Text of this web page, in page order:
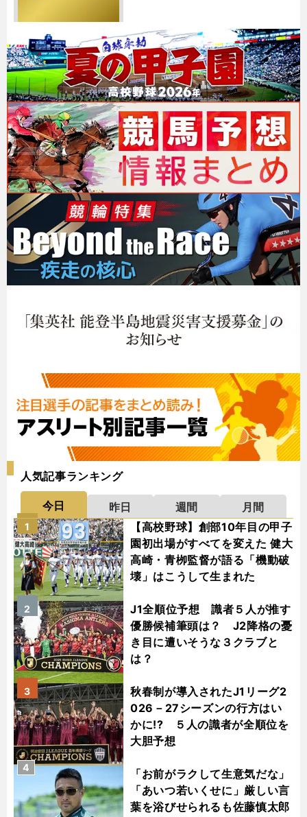
人気記事ランキング
今日 昨日 週間
月間
【高校野球】創部10年目の甲子
園初出場がすべてを変えた 健大
高崎・青栁監督が語る「機動破
壊」はこうして生まれた
1
J1全順位予想 識者５人が推す
優勝候補筆頭は？ J2降格の憂
き目に遭いそうな３クラブと
は？
2
秋春制が導入されたJ1リーグ2
026－27シーズンの行方はい
かに!? ５人の識者が全順位を
大胆予想
3
「お前がラクして生意気だな」
「あいつ若いくせに」厳しい言
葉を浴びせられるも佐藤慎太郎
4